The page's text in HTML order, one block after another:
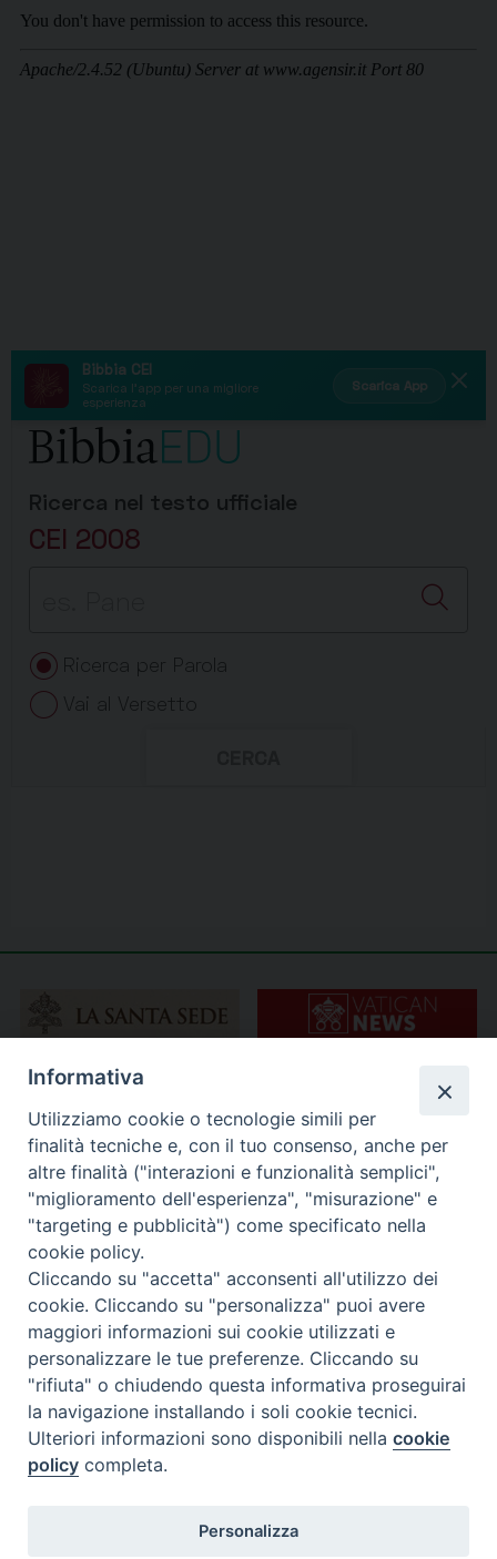
Informativa
Utilizziamo cookie o tecnologie simili per
finalità tecniche e, con il tuo consenso, anche per
altre finalità ("interazioni e funzionalità semplici",
"miglioramento dell'esperienza", "misurazione" e
"targeting e pubblicità") come specificato nella
cookie policy.
Cliccando su "accetta" acconsenti all'utilizzo dei
cookie. Cliccando su "personalizza" puoi avere
maggiori informazioni sui cookie utilizzati e
personalizzare le tue preferenze. Cliccando su
"rifiuta" o chiudendo questa informativa proseguirai
la navigazione installando i soli cookie tecnici.
Ulteriori informazioni sono disponibili nellacookie
policy completa.
Personalizza